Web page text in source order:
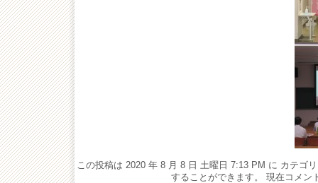
この投稿は 2020 年 8 月 8 日 土曜日 7:13 PM に カテゴ
することができます。 現在コメン